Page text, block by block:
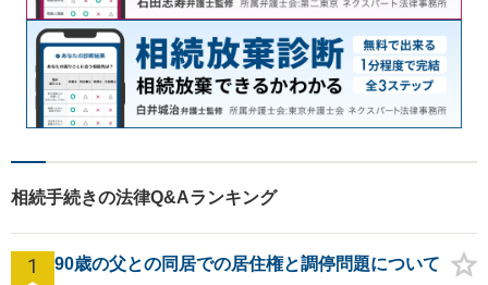
相続手続きの法律Q&Aランキング
1 90歳の父との同居での居住権と調停問題について